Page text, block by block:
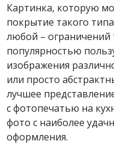
Картинка, которую
покрытие такого
любой –
популярностью
изображения
или просто
лучшее
с фотопечатью на
фото с наиболее
оформления.